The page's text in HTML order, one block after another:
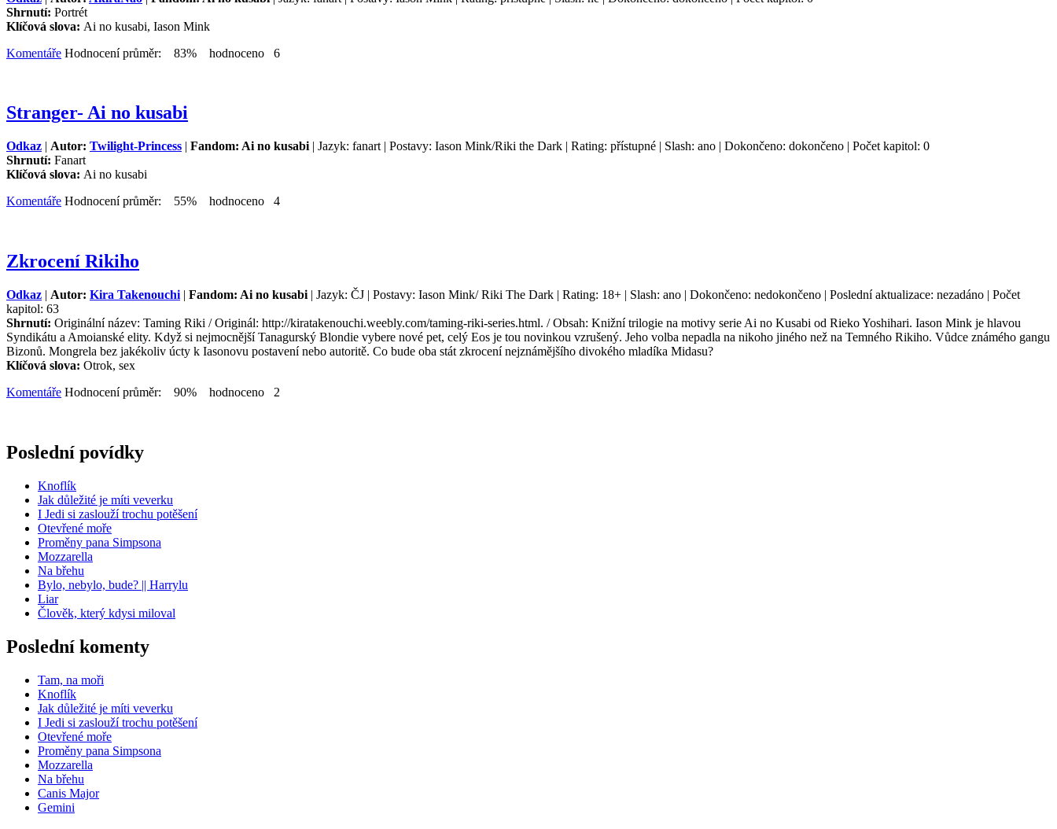
Shrnutí: Portrét
Klíčová slova: Ai no kusabi, Iason Mink
Komentáře Hodnocení průměr: 83% hodnoceno 6
Stranger- Ai no kusabi
Odkaz | Autor: Twilight-Princess | Fandom: Ai no kusabi | Jazyk: fanart | Postavy: Iason Mink/Riki the Dark | Rating: přístupné | Slash: ano | Dokončeno: dokončeno | Počet kapitol: 0
Shrnutí: Fanart
Klíčová slova: Ai no kusabi
Komentáře Hodnocení průměr: 55% hodnoceno 4
Zkrocení Rikiho
Odkaz | Autor: Kira Takenouchi | Fandom: Ai no kusabi | Jazyk: ČJ | Postavy: Iason Mink/ Riki The Dark | Rating: 18+ | Slash: ano | Dokončeno: nedokončeno | Poslední aktualizace: nezadáno | Počet
kapitol: 63
Shrnutí: Originální název: Taming Riki / Originál: http://kiratakenouchi.weebly.com/taming-riki-series.html. / Obsah: Knižní trilogie na motivy serie Ai no Kusabi od Rieko Yoshihari. Iason Mink je hlavou
Syndikátu a Amoianské elity. Když si nejmocnější Tanagurský Blondie vybere nové pet, celý Eos je tou novinkou vzrušený. Jeho volba nepadla na nikoho jiného než na Temného Rikiho. Vůdce známého gangu
Bizonů. Mongrela bez jakékoliv úcty k Iasonovu postavení nebo autoritě. Co bude oba stát zkrocení nejznámějšího divokého mladíka Midasu?
Klíčová slova: Otrok, sex
Komentáře Hodnocení průměr: 90% hodnoceno 2
Poslední povídky
Knoflík
Jak důležité je míti veverku
I Jedi si zaslouží trochu potěšení
Otevřené moře
Proměny pana Simpsona
Mozzarella
Na břehu
Bylo, nebylo, bude? || Harrylu
Liar
Člověk, který kdysi miloval
Poslední komenty
Tam, na moři
Knoflík
Jak důležité je míti veverku
I Jedi si zaslouží trochu potěšení
Otevřené moře
Proměny pana Simpsona
Mozzarella
Na břehu
Canis Major
Gemini